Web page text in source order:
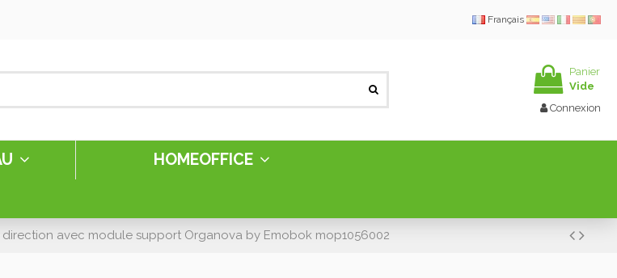
Français
Panier
Vide
Connexion
HOMEOFFICE
direction avec module support Organova by Emobok mop1056002